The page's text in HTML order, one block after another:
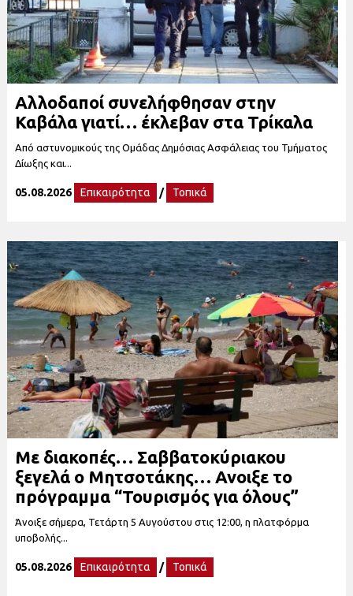
Αλλοδαποί συνελήφθησαν στην
Καβάλα γιατί… έκλεβαν στα Τρίκαλα
Από αστυνομικούς της Ομάδας Δημόσιας Ασφάλειας του Τμήματος
Δίωξης και...
05.08.2026 Επικαιρότητα / Τοπικά
Με διακοπές… Σαββατοκύριακου
ξεγελά ο Μητσοτάκης… Ανοιξε το
πρόγραμμα “Τουρισμός για όλους”
Άνοιξε σήμερα, Τετάρτη 5 Αυγούστου στις 12:00, η πλατφόρμα
υποβολής...
05.08.2026 Επικαιρότητα / Τοπικά